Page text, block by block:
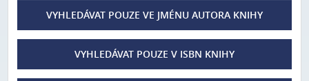
VYHLEDÁVAT POUZE VE JMÉNU AUTORA KNIHY
VYHLEDÁVAT POUZE V ISBN KNIHY